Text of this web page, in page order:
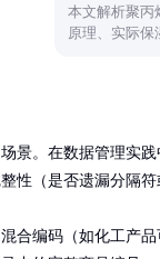
本文解析聚丙
原理、实际保
景。在数据管理实
性（是否遗漏分隔符
合编码（如化工产